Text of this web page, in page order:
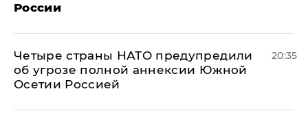
России
Четыре страны НАТО предупредили
об угрозе полной аннексии Южной
Осетии Россией
20:35